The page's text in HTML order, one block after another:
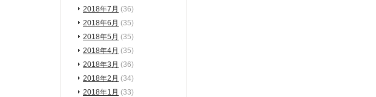
2018年7月 (36)
2018年6月 (35)
2018年5月 (35)
2018年4月 (35)
2018年3月 (36)
2018年2月 (34)
2018年1月 (33)